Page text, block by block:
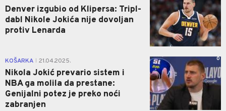
Denver izgubio od Klipersa: Tripl-
dabl Nikole Jokića nije dovoljan
protiv Lenarda
KOŠARKA 21.04.2025.
Nikola Jokić prevario sistem i
NBA ga molila da prestane:
Genijalni potez je preko noći
zabranjen
0